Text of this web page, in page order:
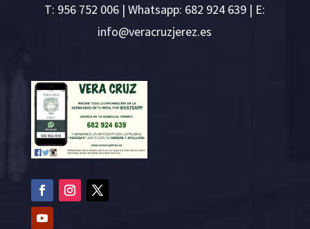
T: 956 752 006 | Whatsapp: 682 924 639 | E:
se.ze
rejzu
rcare
v@ofn
i